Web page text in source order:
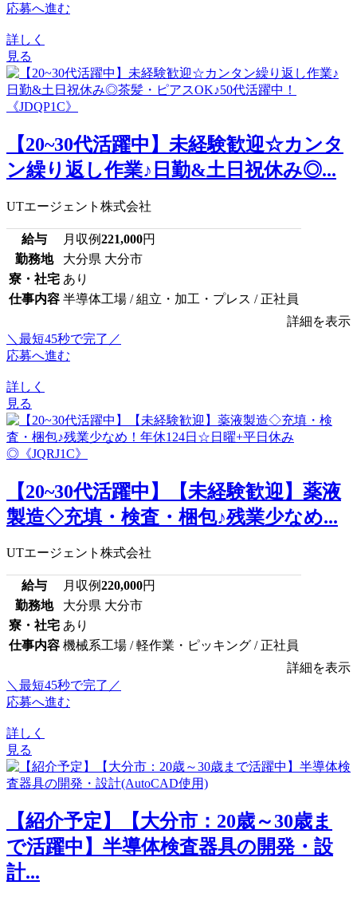
応募へ進む
詳しく
見る
【20~30代活躍中】未経験歓迎☆カンタ
ン繰り返し作業♪日勤&土日祝休み◎...
UTエージェント株式会社
給与 月収例221,000円
勤務地
大分県 大分市
寮・社宅 あり
仕事内容 半導体工場 / 組立・加工・プレス / 正社員
詳細を表示
＼最短45秒で完了／
応募へ進む
詳しく
見る
【20~30代活躍中】【未経験歓迎】薬液
製造◇充填・検査・梱包♪残業少なめ...
UTエージェント株式会社
給与 月収例220,000円
勤務地
大分県 大分市
寮・社宅 あり
仕事内容 機械系工場 / 軽作業・ピッキング / 正社員
詳細を表示
＼最短45秒で完了／
応募へ進む
詳しく
見る
【紹介予定】【大分市：20歳～30歳ま
で活躍中】半導体検査器具の開発・設
計...